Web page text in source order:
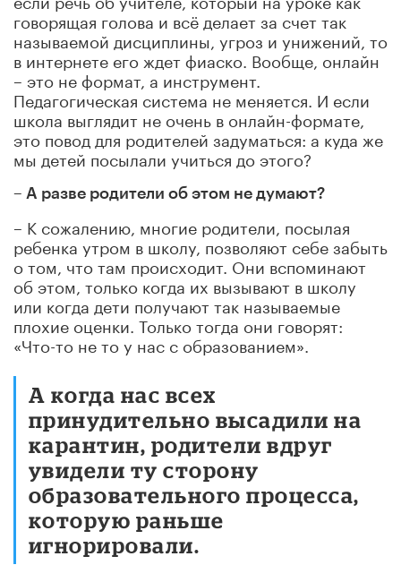
говорящая голова и всё делает за счет так
называемой дисциплины, угроз и унижений, то
в интернете его ждет фиаско. Вообще, онлайн
– это не формат, а инструмент.
Педагогическая система не меняется. И если
школа выглядит не очень в онлайн-формате,
это повод для родителей задуматься: а куда же
мы детей посылали учиться до этого?
– А разве родители об этом не думают?
– К сожалению, многие родители, посылая
ребенка утром в школу, позволяют себе забыть
о том, что там происходит. Они вспоминают
об этом, только когда их вызывают в школу
или когда дети получают так называемые
плохие оценки. Только тогда они говорят:
«Что-то не то у нас с образованием».
А когда нас всех
принудительно высадили на
карантин, родители вдруг
увидели ту сторону
образовательного процесса,
которую раньше
игнорировали.